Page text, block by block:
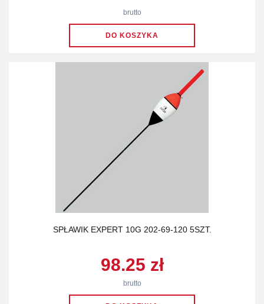
brutto
SPŁAWIK EXPERT 10G 202-69-120 5SZT.
98.25 zł
brutto